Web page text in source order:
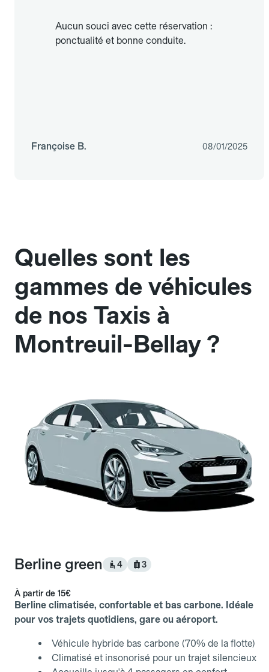
Aucun souci avec cette réservation :
ponctualité et bonne conduite.
Françoise B. 08/01/2025
Quelles sont les
gammes de véhicules
de nos Taxis à
Montreuil-Bellay ?
Berline green 4 3
À partir de 15€
Berline climatisée, confortable et bas carbone. Idéale
pour vos trajets quotidiens, gare ou aéroport.
Véhicule hybride bas carbone (70% de la flotte)
Climatisé et insonorisé pour un trajet silencieux